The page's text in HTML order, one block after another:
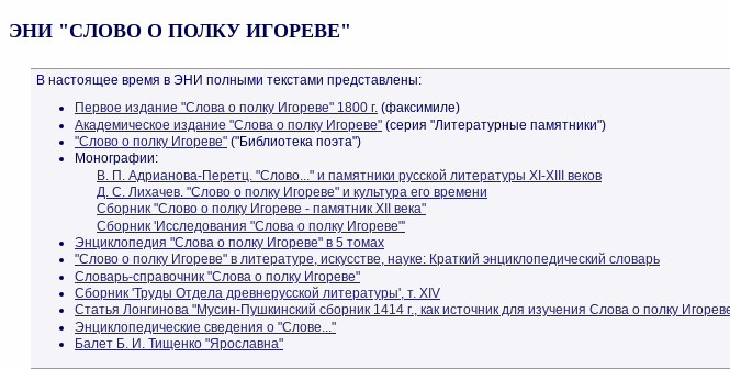
ЭНИ "СЛОВО О ПОЛКУ ИГОРЕВЕ"
В настоящее время в ЭНИ полными текстами представлены:
Первое издание "Слова о полку Игореве" 1800 г. (факсимиле)
Академическое издание "Слова о полку Игореве" (серия "Литературные памятники")
"Слово о полку Игореве" ("Библиотека поэта")
Монографии:
В. П. Адрианова-Перетц. "Слово..." и памятники русской литературы XI-XIII веков
Д. С. Лихачев. "Слово о полку Игореве" и культура его времени
Сборник "Слово о полку Игореве - памятник XII века"
Сборник 'Исследования "Слова о полку Игореве"'
Энциклопедия "Слова о полку Игореве" в 5 томах
"Слово о полку Игореве" в литературе, искусстве, науке: Краткий энциклопедический словарь
Словарь-справочник "Слова о полку Игореве"
Сборник 'Труды Отдела древнерусской литературы', т. XIV
Статья Лонгинова "Мусин-Пушкинский сборник 1414 г., как источник для изучения Слова о полку
Энциклопедические сведения о "Слове..."
Балет Б. И. Тищенко "Ярославна"